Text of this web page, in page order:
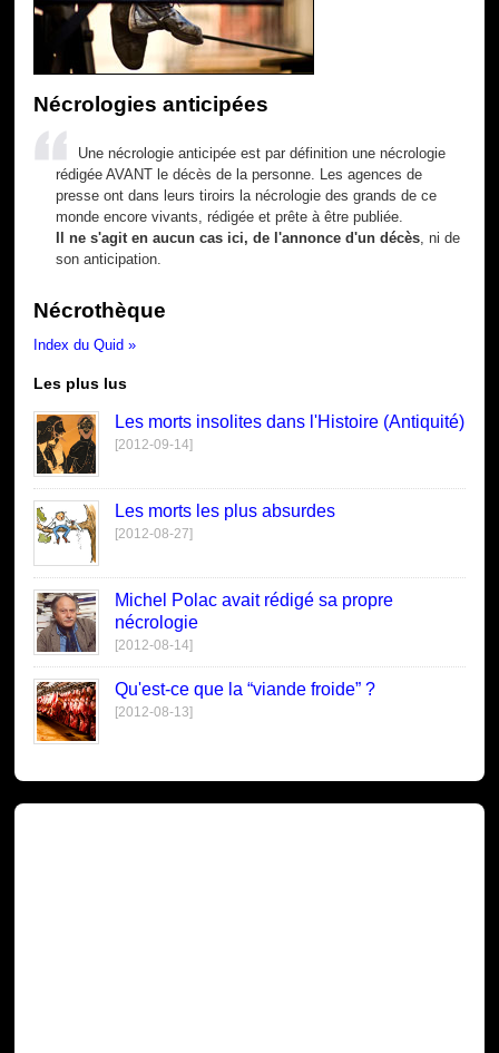
Nécrologies anticipées
Une nécrologie anticipée est par définition une nécrologie
rédigée AVANT le décès de la personne. Les agences de
presse ont dans leurs tiroirs la nécrologie des grands de ce
monde encore vivants, rédigée et prête à être publiée.
Il ne s'agit en aucun cas ici, de l'annonce d'un décès , ni de
son anticipation.
Nécrothèque
Index du Quid »
Les plus lus
Les morts insolites dans l'Histoire (Antiquité)
[2012-09-14]
Les morts les plus absurdes
[2012-08-27]
Michel Polac avait rédigé sa propre
nécrologie
[2012-08-14]
Qu'est-ce que la “viande froide” ?
[2012-08-13]